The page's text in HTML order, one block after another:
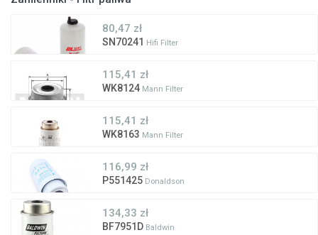
80,47 zł
SN70241 Hifi Filter
115,41 zł
WK8124 Mann Filter
115,41 zł
WK8163 Mann Filter
116,99 zł
P551425 Donaldson
134,33 zł
BF7951D Baldwin